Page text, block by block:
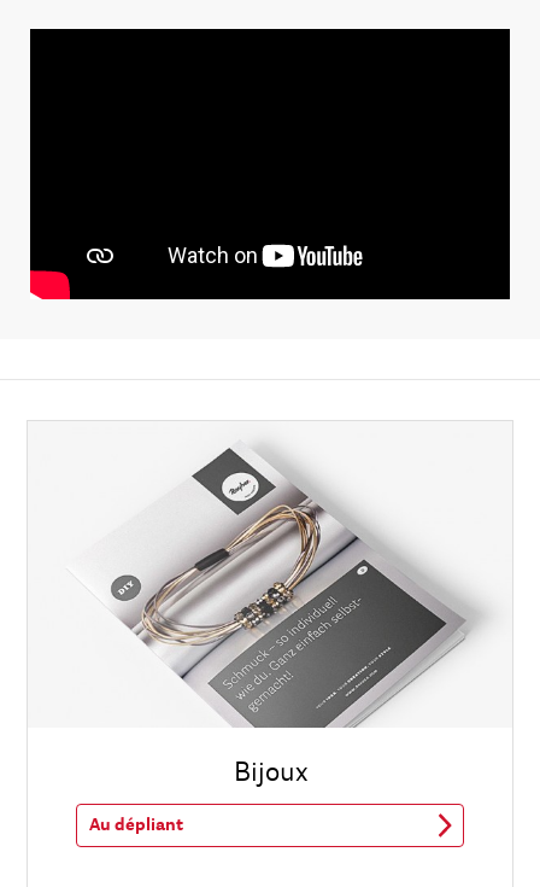
Bijoux
Au dépliant